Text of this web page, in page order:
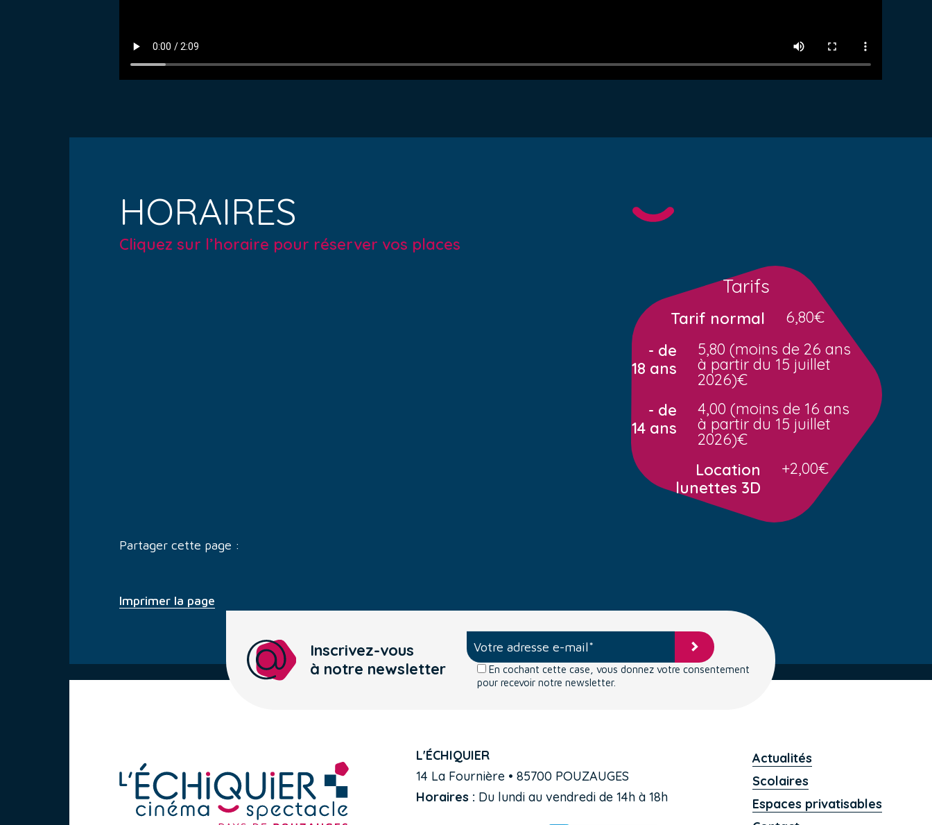
HORAIRES
Cliquez sur l’horaire pour réserver vos places
Tarifs
Tarif normal
6,80€
- de
18 ans
5,80 (moins de 26 ans
à partir du 15 juillet
2026)€
- de
14 ans
4,00 (moins de 16 ans
à partir du 15 juillet
2026)€
Location
lunettes 3D
+2,00€
Partager cette page :
Imprimer la page
Inscrivez-vous
à notre newsletter
En cochant cette case, vous donnez votre consentement
pour recevoir notre newsletter.
L'ÉCHIQUIER
14 La Fournière • 85700 POUZAUGES
Horaires : Du lundi au vendredi de 14h à 18h
Actualités
Scolaires
Espaces privatisables